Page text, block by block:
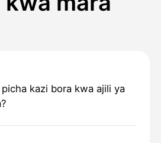
kazi bora kwa ajili ya